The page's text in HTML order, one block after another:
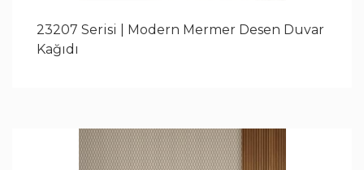
23207 Serisi | Modern Mermer Desen Duvar
Kağıdı